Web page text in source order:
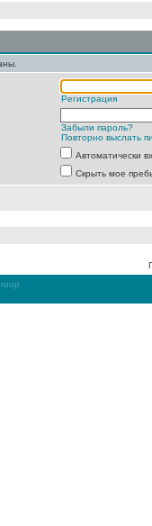
Регистрация
Забыли пароль?
Повторно выслать
Автоматически
Скрыть мое